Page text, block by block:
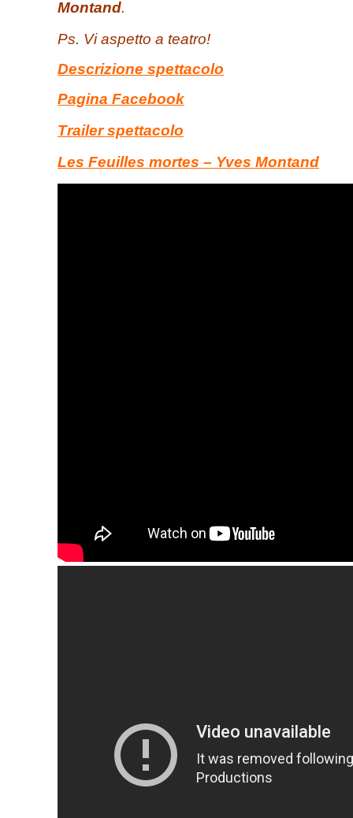
Montand.
Ps. Vi aspetto a teatro!
Descrizione spettacolo
Pagina Facebook
Trailer spettacolo
Les Feuilles mortes – Yves Montand